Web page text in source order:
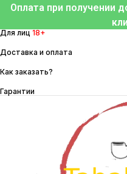
Перейти
содержимому
Оплата при получении
Для лиц 18+
Доставка и оплата
Как заказать?
Гарантии